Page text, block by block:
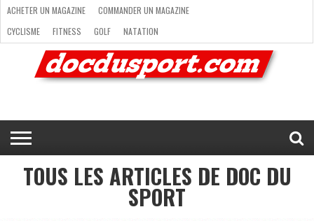
ACHETER
MAGAZINE
COMMANDER
UN
MAGAZINE
CYCLISME
FITNESS
GOLF
NATATION
RANDONNÉE
RUNNING
SKI
TRAIL
RUNNING
TRIATHLON
VOILE
NEWSLETTER
MAG’
EN
LIGNE
NOUS
CONTACTER
ACHETER UN MAGAZINE
COMMANDER UN MAGAZINE
CYCLISME
FITNESS GOLF
NATATION
RANDONNÉE
RUNNING SKI
TRAIL RUNNING
TRIATHLON
VOILE NEWSLETTER
MAG’ EN LIGNE
TOUS LES ARTICLES DE DOC DU
SPORT